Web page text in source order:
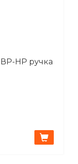
НР ручка